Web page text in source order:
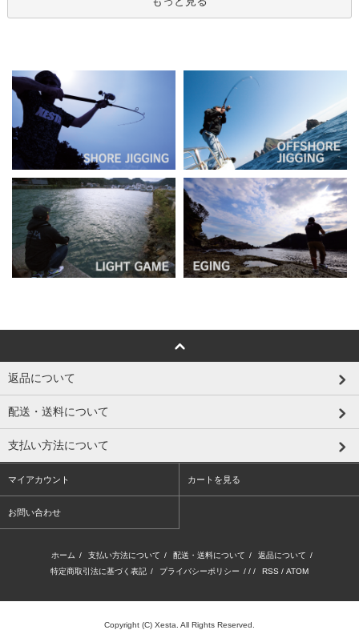
返品について
配送・送料について
支払い方法について
マイアカウント カートを見る
お問い合わせ
ホーム / 支払い方法について / 配送・送料について / 返品について /
特定商取引法に基づく表記 / プライバシーポリシー / / / RSS / ATOM
Copyright (C) Xesta. All Rights Reserved.